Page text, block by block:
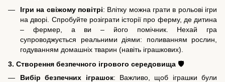
Ігри на свіжому повітрі: Влітку можна грати в рольові ігри
на дворі. Спробуйте розіграти історії про ферму, де дитина
– фермер, а ви – його помічник. Нехай гра
супроводжується реальними діями: поливанням рослин,
годуванням домашніх тварин (навіть іграшкових).
3. Створення безпечного ігрового середовища 🛡️
Вибір безпечних іграшок: Важливо, щоб іграшки були